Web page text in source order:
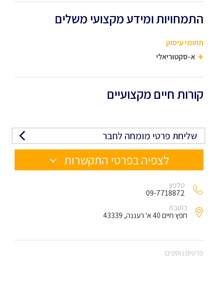
התמחויות ומידע מקצועי משלים
תחומי עיסוק
א-סקטוריאלי
קורות חיים מקצועיים
שליחת פרטי מומחה לחבר
לצפיה בפרטי התקשרות
טלפון
09-7718872
כתובת
חפץ חיים 40 א' רעננה, 43339
פרטים נוספים